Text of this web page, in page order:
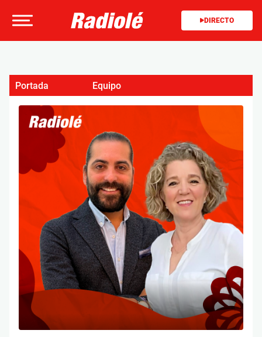
DIRECTO
Portada Equipo